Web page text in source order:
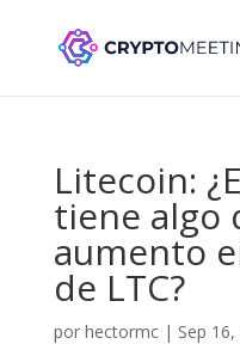
Litecoin:
tiene algo
aumento
de LTC?
por hectormc| Sep